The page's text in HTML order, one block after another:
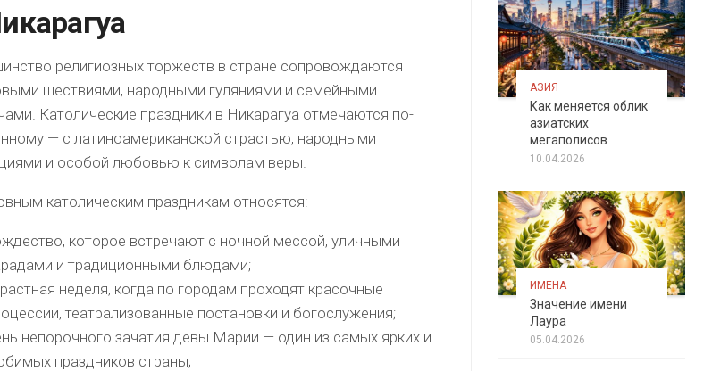
религиозных торжеств в стране сопровождаются
шествиями, народными гуляниями и семейными
Католические праздники в Никарагуа отмечаются по-
— с латиноамериканской страстью, народными
и особой любовью к символам веры.
католическим праздникам относятся:
которое встречают с ночной мессой, уличными
и традиционными блюдами;
неделя, когда по городам проходят красочные
театрализованные постановки и богослужения;
непорочного зачатия девы Марии — один из самых ярких и
праздников страны;
АЗИЯ
Как меняется облик
азиатских
мегаполисов
10.04.2026
ИМЕНА
Значение имени
Лаура
05.04.2026